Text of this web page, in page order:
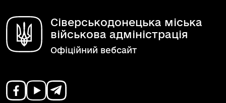
Сіверськодонецька міська
військова адміністрація
Офіційний вебсайт